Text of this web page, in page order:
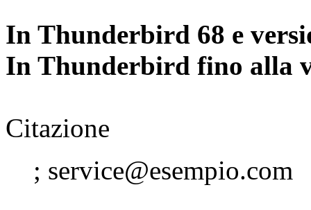
In Thunderbird 68 e
In Thunderbird fino alla
Citazione
; service@esempio.com